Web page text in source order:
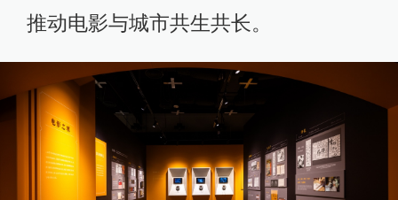
推动电影与城市共生共长。